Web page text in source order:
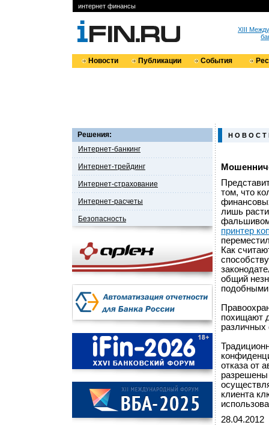
интернет финансы
XIII
Новости Публикации События
Решения:
Интернет-банкинг
Интернет-трейдинг
Интернет-страхование
Интернет-расчеты
Безопасность
Н О В О С Т
том, что
лишь
принтер
Как
общий
похищают
различных
отказа от
разрешены
клиента
28.04.2012